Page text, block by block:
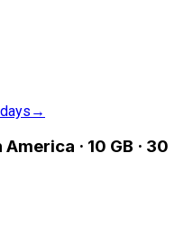
→
· 10 GB · 30